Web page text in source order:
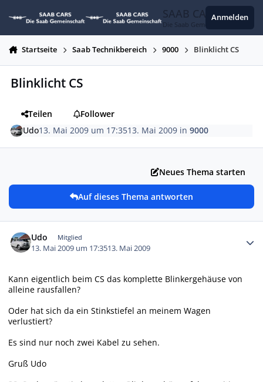
SAAB CARS
Die Saab Gemeinschaft
Anmelden
Startseite Saab Technikbereich 9000 Blinklicht CS
Blinklicht CS
Teilen
Follower
Udo13. Mai 2009 um 17:3513. Mai 2009 in9000
Neues Thema starten
Auf dieses Thema antworten
Udo Mitglied
13. Mai 2009 um 17:3513. Mai 2009
Kann eigentlich beim CS das komplette Blinkergehäuse von
alleine rausfallen?
Oder hat sich da ein Stinkstiefel an meinem Wagen
verlustiert?
Es sind nur noch zwei Kabel zu sehen.
Gruß Udo